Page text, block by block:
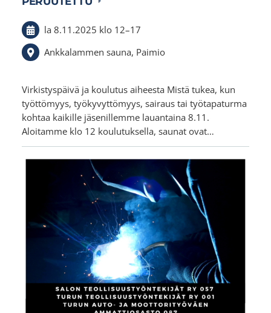
la 8.11.2025 klo 12–17
Ankkalammen sauna, Paimio
Virkistyspäivä ja koulutus aiheesta Mistä tukea, kun
työttömyys, työkyvyttömyys, sairaus tai työtapaturma
kohtaa kaikille jäsenillemme lauantaina 8.11.
Aloitamme klo 12 koulutuksella, saunat ovat…